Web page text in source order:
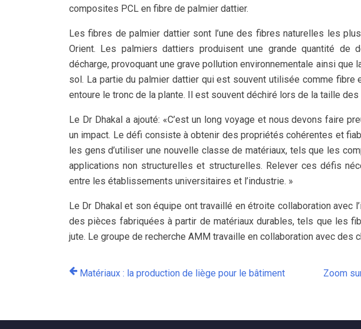
composites PCL en fibre de palmier dattier.
Les fibres de palmier dattier sont l’une des fibres naturelles les
Orient. Les palmiers dattiers produisent une grande quantité
décharge, provoquant une grave pollution environnementale ainsi que
sol. La partie du palmier dattier qui est souvent utilisée comme fibre
entoure le tronc de la plante. Il est souvent déchiré lors de la taille
Le Dr Dhakal a ajouté: «C’est un long voyage et nous devons faire
un impact. Le défi consiste à obtenir des propriétés cohérentes et
les gens d’utiliser une nouvelle classe de matériaux, tels que les
applications non structurelles et structurelles. Relever ces défis
entre les établissements universitaires et l’industrie. »
Le Dr Dhakal et son équipe ont travaillé en étroite collaboration avec
des pièces fabriquées à partir de matériaux durables, tels que les
jute. Le groupe de recherche AMM travaille en collaboration avec des
Matériaux : la production de liège pour le bâtiment
Zoom